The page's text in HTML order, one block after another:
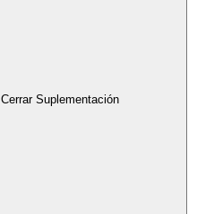
Cerrar Suplementación